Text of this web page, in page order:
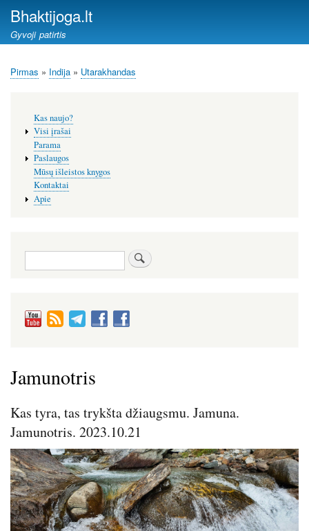
Bhaktijoga.lt
Gyvoji patirtis
Kelias
Pirmas Indija Utarakhandas
Jamunotris
Kas tyra, tas trykšta džiaugsmu. Jamuna.
Jamunotris. 2023.10.21
Image
meniu
Kas naujo?
Visi įrašai
Parama
Paslaugos
Mūsų išleistos knygos
Kontaktai
Apie
Paieška